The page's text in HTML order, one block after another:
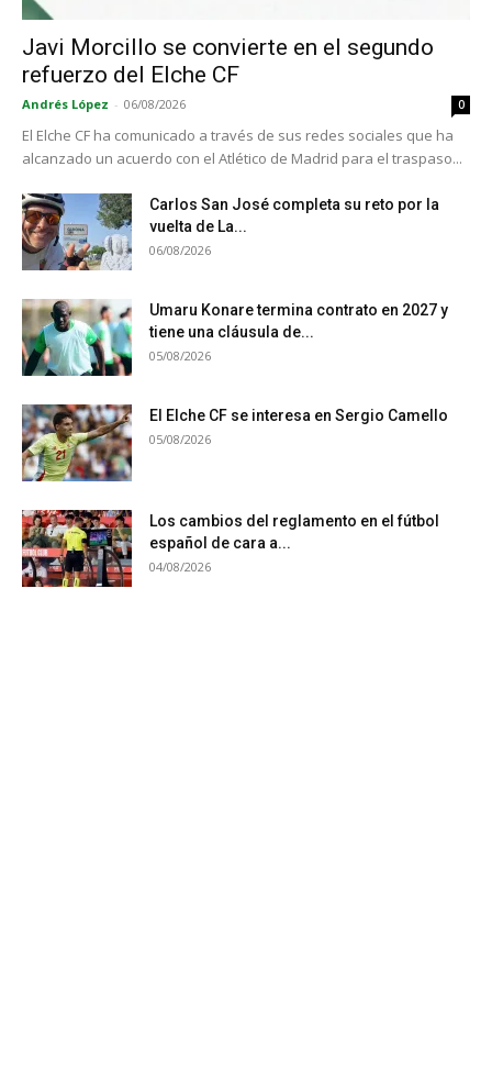
Javi Morcillo se convierte en el segundo
refuerzo del Elche CF
Andrés López - 06/08/2026 0
El Elche CF ha comunicado a través de sus redes sociales que ha
alcanzado un acuerdo con el Atlético de Madrid para el traspaso...
Carlos San José completa su reto por la
vuelta de La...
06/08/2026
Umaru Konare termina contrato en 2027 y
tiene una cláusula de...
05/08/2026
El Elche CF se interesa en Sergio Camello
05/08/2026
Los cambios del reglamento en el fútbol
español de cara a...
04/08/2026